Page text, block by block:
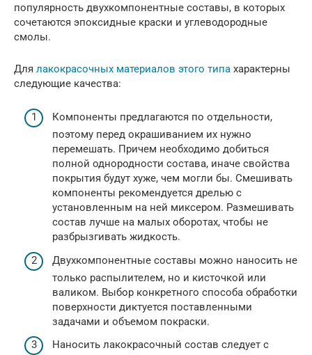
популярность двухкомпонентные составы, в которых
сочетаются эпоксидные краски и углеводородные
смолы.
Для лакокрасочных материалов этого типа характерны
следующие качества:
Компоненты предлагаются по отдельности,
поэтому перед окрашиванием их нужно
перемешать. Причем необходимо добиться
полной однородности состава, иначе свойства
покрытия будут хуже, чем могли бы. Смешивать
компоненты рекомендуется дрелью с
установленным на ней миксером. Размешивать
состав лучше на малых оборотах, чтобы не
разбрызгивать жидкость.
Двухкомпонентные составы можно наносить не
только распылителем, но и кисточкой или
валиком. Выбор конкретного способа обработки
поверхности диктуется поставленными
задачами и объемом покраски.
Наносить лакокрасочный состав следует с